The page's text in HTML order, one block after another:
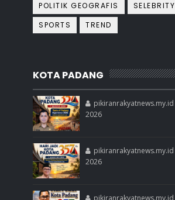
POLITIK GEOGRAFIS
SELEBRITY
SPORTS
TREND
KOTA PADANG
pikiranrakyatnews.my.id
2026
pikiranrakyatnews.my.id
2026